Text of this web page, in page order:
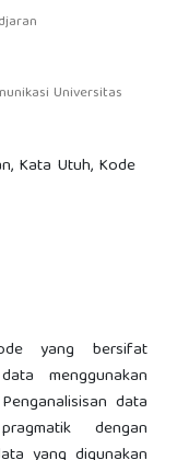
Universitas
Kata Utuh, Kode
yang bersifat
menggunakan
data
dengan